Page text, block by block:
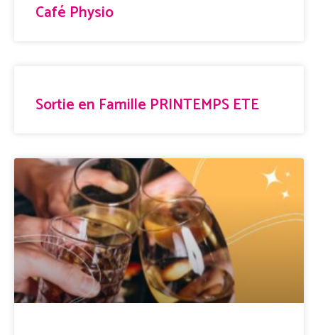
Café Physio
Sortie en Famille PRINTEMPS ETE